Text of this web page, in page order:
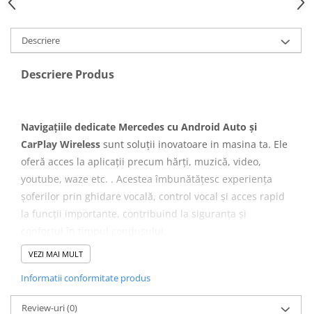
Camera Trafic DVR
Rama adaptare
Camera marsarier dedicata
Camera frontala
Accesorii auto
Suport Telefon
Lanterne
Electrice auto
Redresoare Auto
Modulatoare Auto FM
Descriere
Descriere Produs
Navigațiile dedicate Mercedes cu Android Auto și
CarPlay Wireless sunt soluții inovatoare in masina ta. Ele
oferă acces la aplicații precum hărți, muzică, video,
youtube, waze etc. . Acestea îmbunătățesc experiența
șoferilor prin ghidare vocală, control vocal și acces rapid
la funcții importante, contribuind la siguranța și
Compatibila cu urmatoarele modele auto
Mercedes
VEZI MAI MULT
Informatii conformitate produs
Review-uri(0)